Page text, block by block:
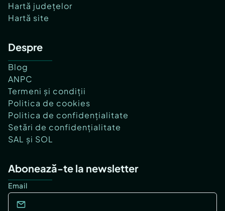
Hartă județelor
Hartă site
Despre
Blog
ANPC
Termeni și condiții
Politica de cookies
Politica de confidențialitate
Setări de confidențialitate
SAL și SOL
Abonează-te la newsletter
Email